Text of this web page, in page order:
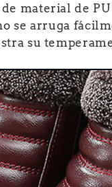
material de
se arruga
su